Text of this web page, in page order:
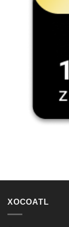
XOCOATL